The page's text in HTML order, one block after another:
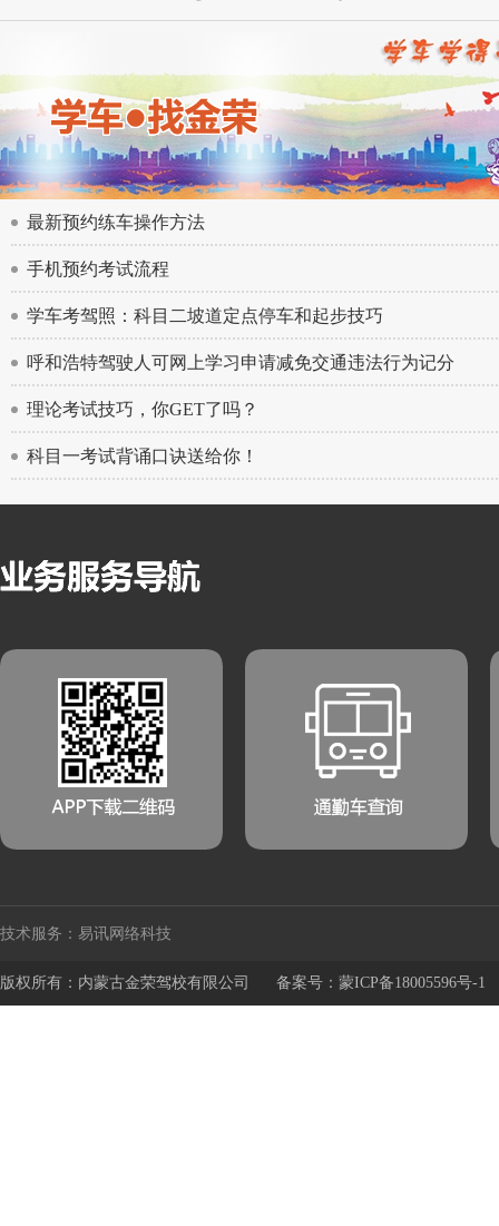
最新预约练车操作方法
手机预约考试流程
学车考驾照：科目二坡道定点停车和起步技巧
呼和浩特驾驶人可网上学习申请减免交通违法行为记分
理论考试技巧，你GET了吗？
科目一考试背诵口诀送给你！
技术服务：易讯网络科技
版权所有：内蒙古金荣驾校有限公司 备案号：蒙ICP备18005596号-1